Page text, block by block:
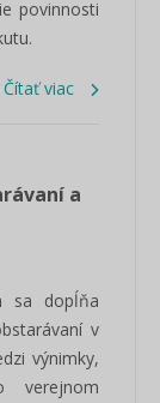
povinnosti
Čítať viac
a
sa dopĺňa
v
výnimky,